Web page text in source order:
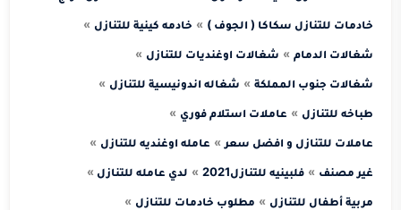
خادمات للتنازل سكاكا ( الجوف ) خادمه كينية للتنازل
شغالات الدمام شغالات اوغنديات للتنازل
شغالات جنوب المملكة شغاله اندونيسية للتنازل
طباخه للتنازل عاملات استلام فوري
عاملات للتنازل و افضل سعر عامله اوغنديه للتنازل
غير مصنف فلبينيه للتنازل2021 لدي عامله للتنازل
مربية أطفال للتنازل مطلوب خادمات للتنازل